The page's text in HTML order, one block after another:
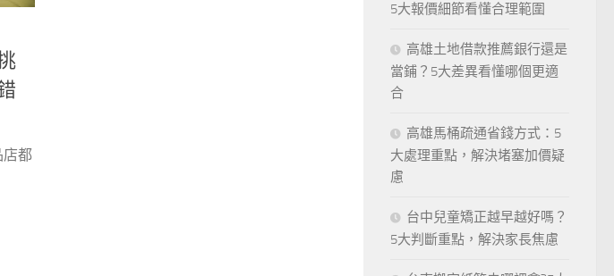
都
5大報價細節看懂合理範圍
高雄土地借款推薦銀行還是
當鋪？5大差異看懂哪個更適
合
高雄馬桶疏通省錢方式：5
大處理重點，解決堵塞加價疑
慮
台中兒童矯正越早越好嗎？
5大判斷重點，解決家長焦慮